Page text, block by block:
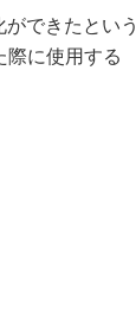
できたという
際に使用する